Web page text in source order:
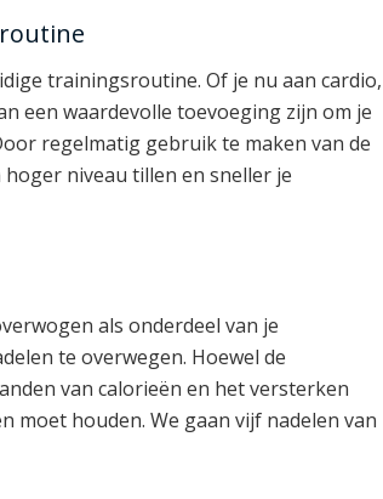
trainingsroutine. Of je nu aan cardio,
een waardevolle toevoeging zijn om je
regelmatig gebruik te maken van de
niveau tillen en sneller je
als onderdeel van je
te overwegen. Hoewel de
van calorieën en het versterken
moet houden. We gaan vijf nadelen van